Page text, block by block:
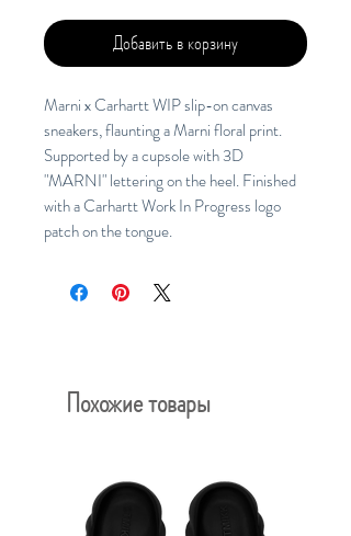
Добавить в корзину
Marni x Carhartt WIP slip-on canvas
sneakers, flaunting a Marni floral print.
Supported by a cupsole with 3D
"MARNI" lettering on the heel. Finished
with a Carhartt Work In Progress logo
patch on the tongue.
Похожие товары